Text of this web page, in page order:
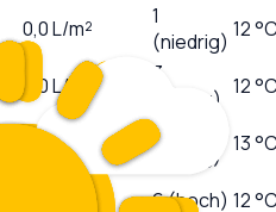
0,0L/m²
1
(niedrig) 12
0,0L/m²
3
(mäßig) 12
L/m²
4
(mäßig) 13
6 (hoch) 12